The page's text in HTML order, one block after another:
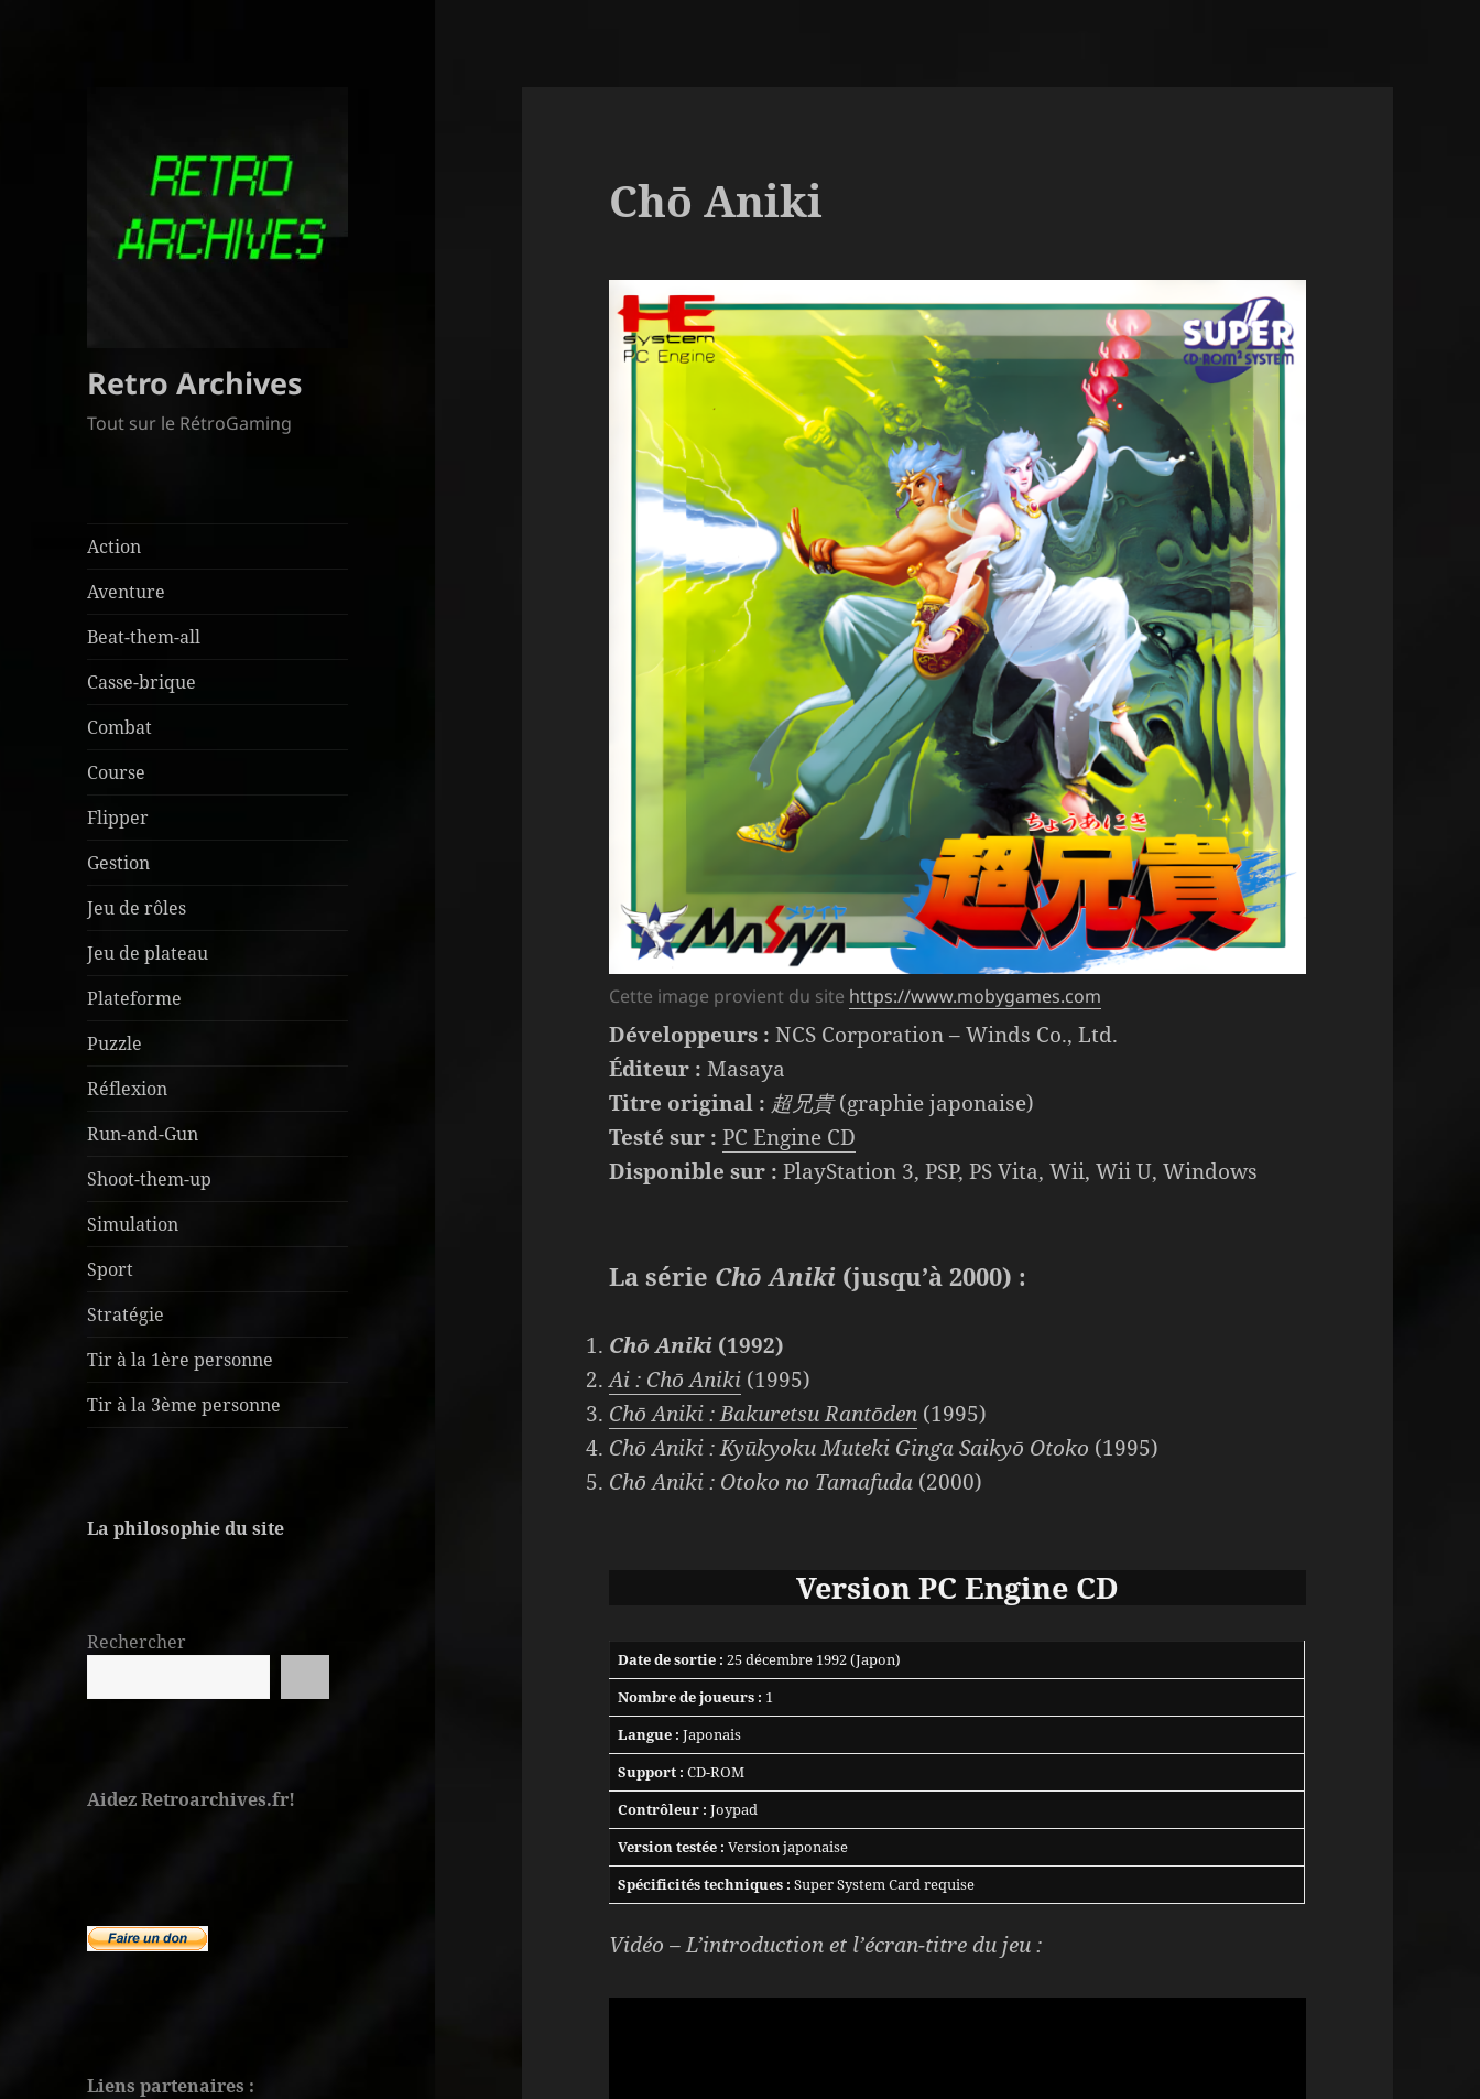
Retro Archives
Tout sur le RétroGaming
Action
Aventure
Beat-them-all
Casse-brique
Combat
Course
Flipper
Gestion
Jeu de rôles
Jeu de plateau
Plateforme
Puzzle
Réflexion
Run-and-Gun
Shoot-them-up
Simulation
Sport
Stratégie
Tir à la 1ère personne
Tir à la 3ème personne
La philosophie du site
Rechercher
Aidez Retroarchives.fr!
Liens partenaires :
Chō Aniki
Cette image provient du site https://www.mobygames.com
Développeurs : NCS Corporation – Winds Co., Ltd.
Éditeur : Masaya
Titre original : 超兄貴(graphie japonaise)
Testé sur : PC Engine CD
Disponible sur : PlayStation 3, PSP, PS Vita, Wii, Wii U, Windows
La série Chō Aniki (jusqu’à 2000) :
Chō Aniki (1992)
Ai : Chō Aniki (1995)
Chō Aniki : Bakuretsu Rantōden (1995)
Chō Aniki : Kyūkyoku Muteki Ginga Saikyō Otoko (1995)
Chō Aniki : Otoko no Tamafuda (2000)
VersionPC Engine CD
Date de sortie : 25 décembre 1992 (Japon)
Nombre de joueurs : 1
Langue : Japonais
Support : CD-ROM
Contrôleur : Joypad
Version testée : Version japonaise
Spécificités techniques : Super System Card requise
Vidéo – L’introduction et l’écran-titre du jeu :